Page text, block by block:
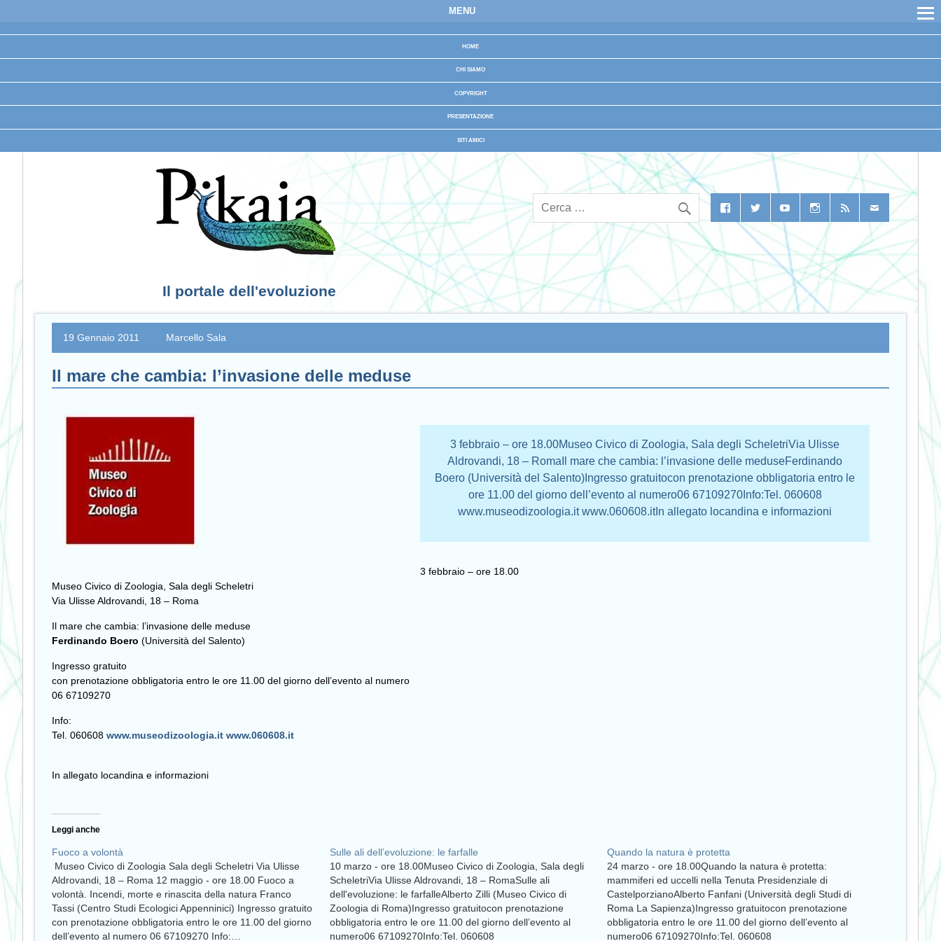
MENU
HOME
CHI SIAMO
COPYRIGHT
PRESENTAZIONE
SITI AMICI
Il portale dell'evoluzione
19 Gennaio 2011 Marcello Sala
Il mare che cambia: l’invasione delle meduse
3 febbraio – ore 18.00Museo Civico di Zoologia, Sala degli ScheletriVia Ulisse
Aldrovandi, 18 – RomaIl mare che cambia: l’invasione delle meduseFerdinando
Boero (Università del Salento)Ingresso gratuitocon prenotazione obbligatoria entro le
ore 11.00 del giorno dell’evento al numero06 67109270Info:Tel. 060608
www.museodizoologia.it www.060608.itIn allegato locandina e informazioni
3 febbraio – ore 18.00
Museo Civico di Zoologia, Sala degli Scheletri
Via Ulisse Aldrovandi, 18 – Roma
Il mare che cambia: l’invasione delle meduse
Ferdinando Boero (Università del Salento)
Ingresso gratuito
con prenotazione obbligatoria entro le ore 11.00 del giorno dell’evento al numero
06 67109270
Info:
Tel. 060608 www.museodizoologia.it www.060608.it
In allegato locandina e informazioni
Leggi anche
Fuoco a volontà
Museo Civico di Zoologia Sala degli Scheletri Via Ulisse
Aldrovandi, 18 – Roma 12 maggio - ore 18.00 Fuoco a
volontà. Incendi, morte e rinascita della natura Franco
Tassi (Centro Studi Ecologici Appenninici) Ingresso gratuito
con prenotazione obbligatoria entro le ore 11.00 del giorno
dell’evento al numero 06 67109270 Info:…
Sulle ali dell’evoluzione: le farfalle
10 marzo - ore 18.00Museo Civico di Zoologia, Sala degli
ScheletriVia Ulisse Aldrovandi, 18 – RomaSulle ali
dell'evoluzione: le farfalleAlberto Zilli (Museo Civico di
Zoologia di Roma)Ingresso gratuitocon prenotazione
obbligatoria entro le ore 11.00 del giorno dell’evento al
numero06 67109270Info:Tel. 060608
Quando la natura è protetta
24 marzo - ore 18.00Quando la natura è protetta:
mammiferi ed uccelli nella Tenuta Presidenziale di
CastelporzianoAlberto Fanfani (Università degli Studi di
Roma La Sapienza)Ingresso gratuitocon prenotazione
obbligatoria entro le ore 11.00 del giorno dell’evento al
numero06 67109270Info:Tel. 060608